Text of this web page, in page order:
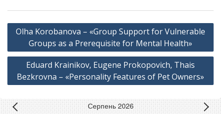
Навігація
записів
Olha Korobanova – «Group Support for Vulnerable
Groups as a Prerequisite for Mental Health»
Eduard Krainikov, Eugene Prokopovich, Thais
Bezkrovna – «Personality Features of Pet Owners»
Серпень 2026